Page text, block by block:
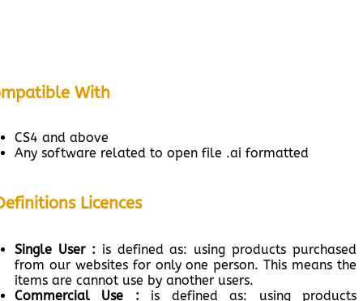
With
CS4 and above
Any software related to open file .ai formatted
Licences
Single User : is defined as: using products purchased
from our websites for only one person. This means the
items are cannot use by another users.
Commercial Use :
is defined as: using products